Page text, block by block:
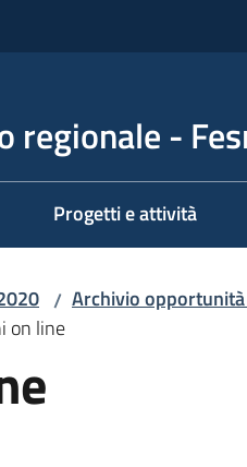
regionale -
Progetti e attività
/ Archivio
on line